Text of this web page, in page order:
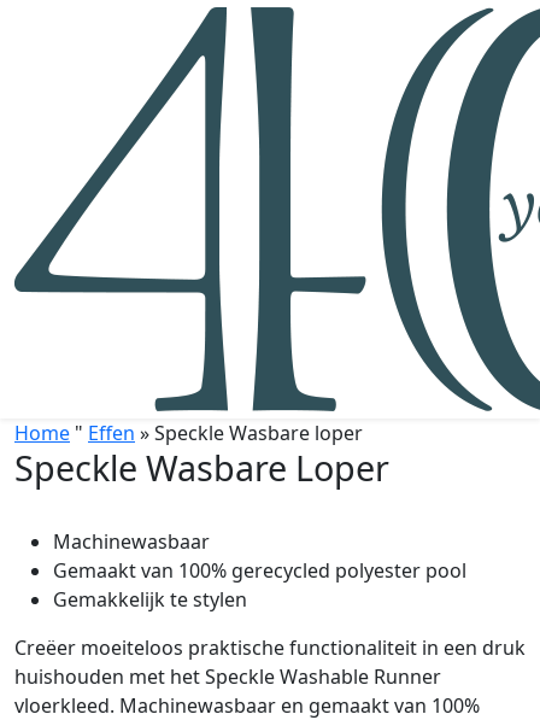
Home " Effen » Speckle Wasbare loper
Speckle Wasbare Loper
Machinewasbaar
Gemaakt van 100% gerecycled polyester pool
Gemakkelijk te stylen
Creëer moeiteloos praktische functionaliteit in een druk
huishouden met het Speckle Washable Runner
vloerkleed. Machinewasbaar en gemaakt van 100%